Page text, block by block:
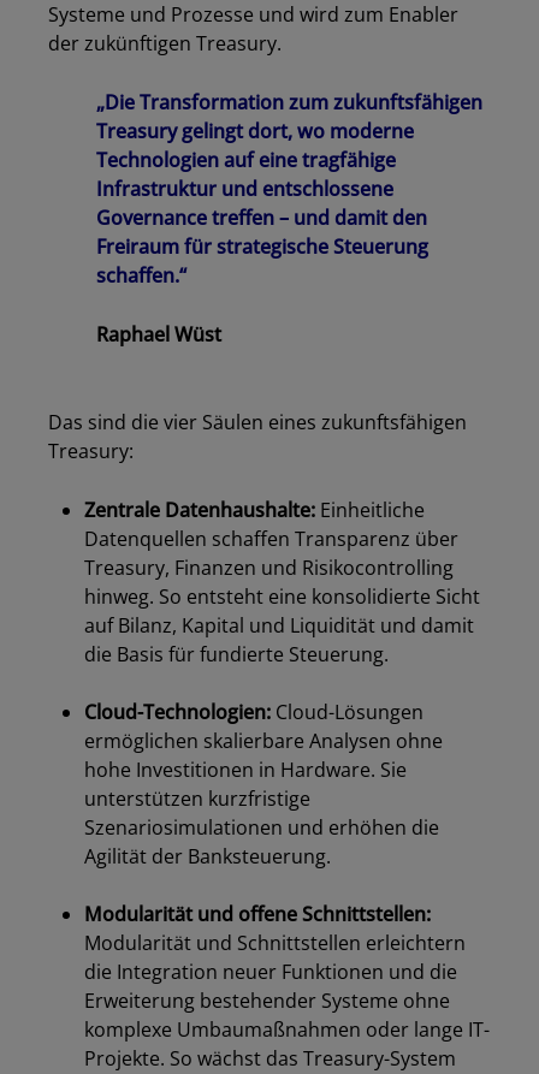
Systeme und Prozesse und wird zum Enabler
der zukünftigen Treasury.
„Die Transformation zum zukunftsfähigen
Treasury gelingt dort, wo moderne
Technologien auf eine tragfähige
Infrastruktur und entschlossene
Governance treffen – und damit den
Freiraum für strategische Steuerung
schaffen.“
Raphael Wüst
Das sind die vier Säulen eines zukunftsfähigen
Treasury:
Zentrale Datenhaushalte: Einheitliche
Datenquellen schaffen Transparenz über
Treasury, Finanzen und Risikocontrolling
hinweg. So entsteht eine konsolidierte Sicht
auf Bilanz, Kapital und Liquidität und damit
die Basis für fundierte Steuerung.
Cloud-Technologien: Cloud-Lösungen
ermöglichen skalierbare Analysen ohne
hohe Investitionen in Hardware. Sie
unterstützen kurzfristige
Szenariosimulationen und erhöhen die
Agilität der Banksteuerung.
Modularität und offene Schnittstellen:
Modularität und Schnittstellen erleichtern
die Integration neuer Funktionen und die
Erweiterung bestehender Systeme ohne
komplexe Umbaumaßnahmen oder lange IT-
Projekte. So wächst das Treasury-System